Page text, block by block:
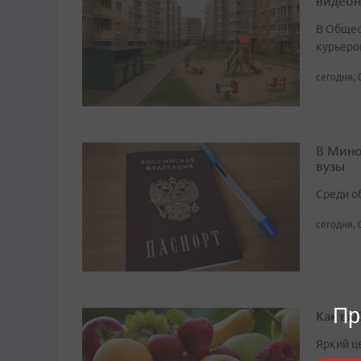
В
сегодня,
В
вузы
Среди
сегодня,
Как
Яркий